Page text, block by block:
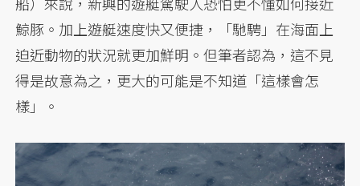
鯨豚。加上遊艇速度快又便捷，「馳騁」在海面上
迫近動物的狀況就更加鮮明。但筆者認為，這不見
得是故意為之，更大的可能是不知道「這樣會怎
樣」。